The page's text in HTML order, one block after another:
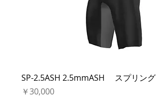
SP-2.5ASH 2.5mmASH スプリング
価格
￥30,000